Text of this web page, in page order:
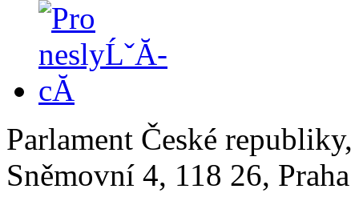
Parlament České
Sněmovní 4, 118 26,